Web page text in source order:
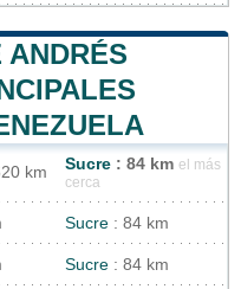
ANDRÉS
km Sucre : 84 km el más
cerca
Sucre : 84 km
Sucre : 84 km